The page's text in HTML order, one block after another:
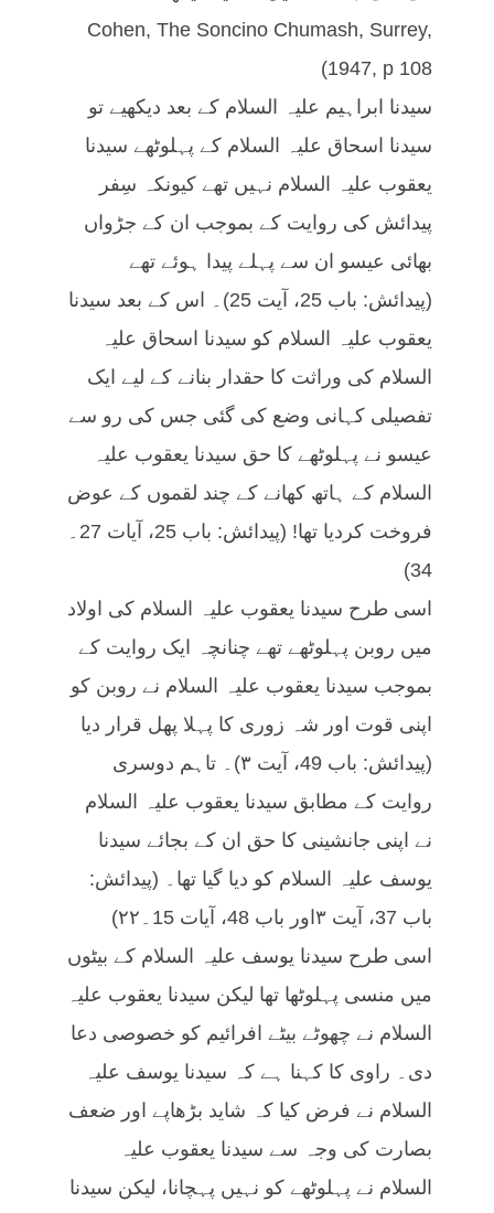
Cohen, The Soncino Chumash, Surrey,
1947, p 108)
سیدنا ابراہیم علیہ السلام کے بعد دیکھیے تو
سیدنا اسحاق علیہ السلام کے پہلوٹھے سیدنا
یعقوب علیہ السلام نہیں تھے کیونکہ سِفر
پیدائش کی روایت کے بموجب ان کے جڑواں
بھائی عیسو ان سے پہلے پیدا ہوئے تھے
(پیدائش: باب 25، آیت 25)۔ اس کے بعد سیدنا
یعقوب علیہ السلام کو سیدنا اسحاق علیہ
السلام کی وراثت کا حقدار بنانے کے لیے ایک
تفصیلی کہانی وضع کی گئی جس کی رو سے
عیسو نے پہلوٹھے کا حق سیدنا یعقوب علیہ
السلام کے ہاتھ کھانے کے چند لقموں کے عوض
34)
اسی طرح سیدنا یعقوب علیہ السلام کی اولاد
میں روبن پہلوٹھے تھے چنانچہ ایک روایت کے
بموجب سیدنا یعقوب علیہ السلام نے روبن کو
اپنی قوت اور شہ زوری کا پہلا پھل قرار دیا
(پیدائش: باب 49، آیت ۳)۔ تاہم دوسری
روایت کے مطابق سیدنا یعقوب علیہ السلام
نے اپنی جانشینی کا حق ان کے بجائے سیدنا
یوسف علیہ السلام کو دیا گیا تھا۔ (پیدائش:
باب 37، آیت ۳اور باب 48، آیات 15۔۲۲)
اسی طرح سیدنا یوسف علیہ السلام کے بیٹوں
میں منسی پہلوٹھا تھا لیکن سیدنا یعقوب علیہ
السلام نے چھوٹے بیٹے افرائیم کو خصوصی دعا
دی۔ راوی کا کہنا ہے کہ سیدنا یوسف علیہ
السلام نے فرض کیا کہ شاید بڑھاپے اور ضعف
بصارت کی وجہ سے سیدنا یعقوب علیہ
السلام نے پہلوٹھے کو نہیں پہچانا، لیکن سیدنا